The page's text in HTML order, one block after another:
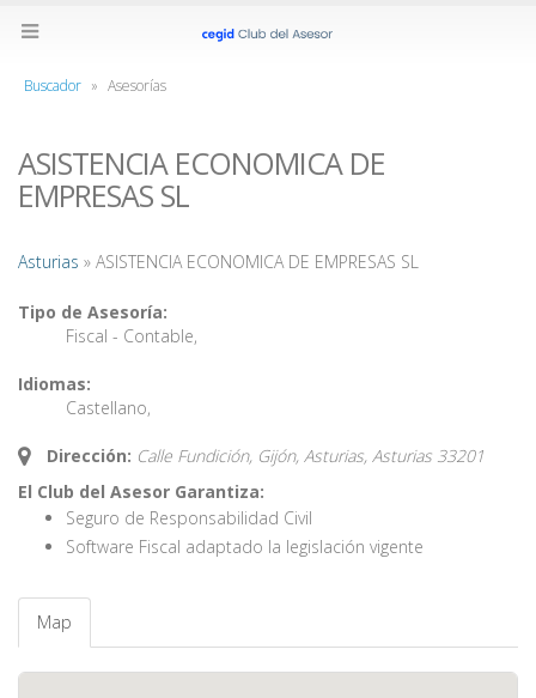
Buscador » Asesorías
ASISTENCIA ECONOMICA DE
EMPRESAS SL
Asturias » ASISTENCIA ECONOMICA DE EMPRESAS SL
Tipo de Asesoría:
Fiscal - Contable,
Idiomas:
Castellano,
Dirección: Calle Fundición, Gijón, Asturias, Asturias 33201
El Club del Asesor Garantiza:
Seguro de Responsabilidad Civil
Software Fiscal adaptado la legislación vigente
Map